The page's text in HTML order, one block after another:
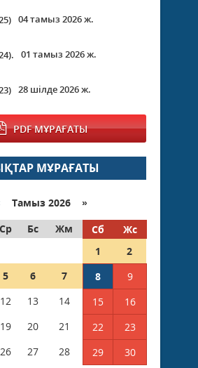
04 тамыз 2026 ж.
01 тамыз 2026 ж.
28 шілде 2026 ж.
PDF МҰРАҒАТЫ
МҰРАҒАТЫ
Тамыз 2026 »
Ср Бс Жм Сб
Жс
1
2
5 6 7 8
9
12 13 14 15
16
19 20 21 22
23
26 27 28 29
30